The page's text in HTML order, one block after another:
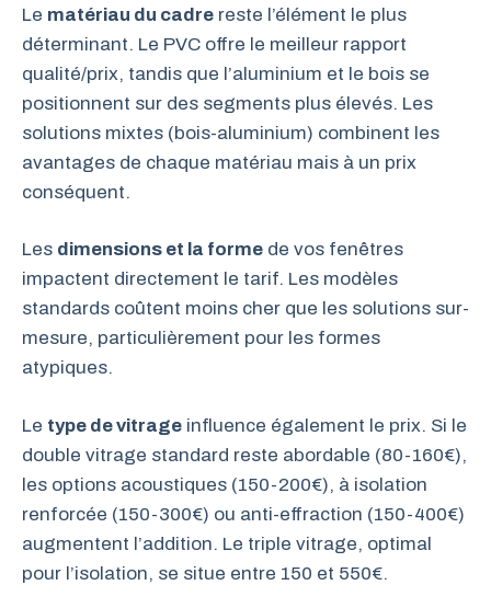
Le matériau du cadre reste l’élément le plus
déterminant. Le PVC offre le meilleur rapport
qualité/prix, tandis que l’aluminium et le bois se
positionnent sur des segments plus élevés. Les
solutions mixtes (bois-aluminium) combinent les
avantages de chaque matériau mais à un prix
conséquent.
Les dimensions et la forme de vos fenêtres
impactent directement le tarif. Les modèles
standards coûtent moins cher que les solutions sur-
mesure, particulièrement pour les formes
atypiques.
Le type de vitrage influence également le prix. Si le
double vitrage standard reste abordable (80-160€),
les options acoustiques (150-200€), à isolation
renforcée (150-300€) ou anti-effraction (150-400€)
augmentent l’addition. Le triple vitrage, optimal
pour l’isolation, se situe entre 150 et 550€.